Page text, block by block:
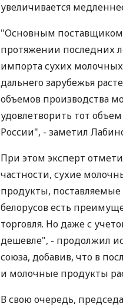
увеличивается
"Основным
протяжении последних
импорта сухих
дальнего зарубежья
объемов производства
удовлетворить тот
России", - заметил
При этом эксперт
частности, сухие
продукты,
белорусов есть
торговля. Но даже с
дешевле", - продолжил
союза, добавив, что в
и молочные продукты
В свою очередь,